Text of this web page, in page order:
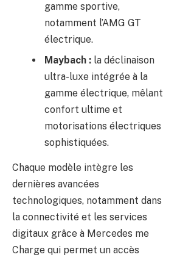
gamme sportive,
notamment l’AMG GT
électrique.
Maybach : la déclinaison
ultra-luxe intégrée à la
gamme électrique, mêlant
confort ultime et
motorisations électriques
sophistiquées.
Chaque modèle intègre les
dernières avancées
technologiques, notamment dans
la connectivité et les services
digitaux grâce à Mercedes me
Charge qui permet un accès